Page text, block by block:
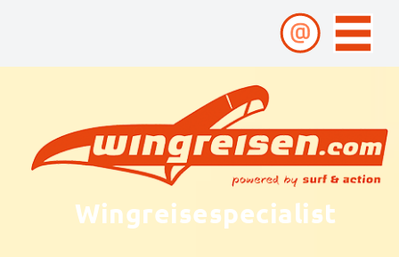
Wingreisespecialist